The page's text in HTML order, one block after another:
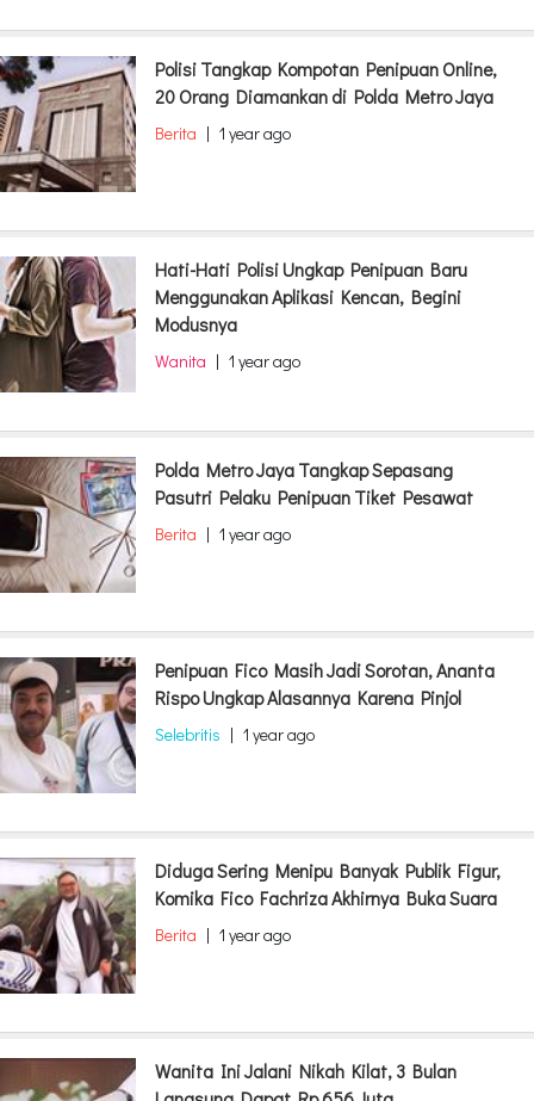
Polisi Tangkap Kompotan Penipuan Online,
20 Orang Diamankan di Polda Metro Jaya
Berita | 1 year ago
Hati-Hati Polisi Ungkap Penipuan Baru
Menggunakan Aplikasi Kencan, Begini
Modusnya
Wanita | 1 year ago
Polda Metro Jaya Tangkap Sepasang
Pasutri Pelaku Penipuan Tiket Pesawat
Berita | 1 year ago
Penipuan Fico Masih Jadi Sorotan, Ananta
Rispo Ungkap Alasannya Karena Pinjol
Selebritis | 1 year ago
Diduga Sering Menipu Banyak Publik Figur,
Komika Fico Fachriza Akhirnya Buka Suara
Berita | 1 year ago
Wanita Ini Jalani Nikah Kilat, 3 Bulan